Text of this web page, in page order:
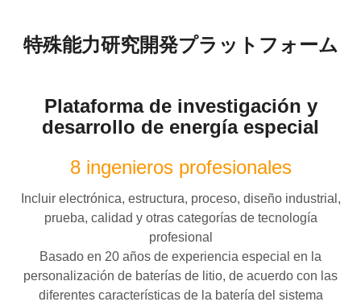
特殊能力研究開発プラットフォーム
Plataforma de investigación y
desarrollo de energía especial
8 ingenieros profesionales
Incluir electrónica, estructura, proceso, diseño industrial,
prueba, calidad y otras categorías de tecnología
profesional
Basado en 20 años de experiencia especial en la
personalización de baterías de litio, de acuerdo con las
diferentes características de la batería del sistema